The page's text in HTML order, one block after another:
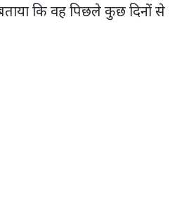
कि वह पिछले कुछ दिनों से